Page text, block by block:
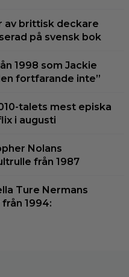
av brittisk deckare
på svensk bok
1998 som Jackie
fortfarande inte”
talets mest episka
i augusti
Nolans
från 1987
Ture Nermans
1994: